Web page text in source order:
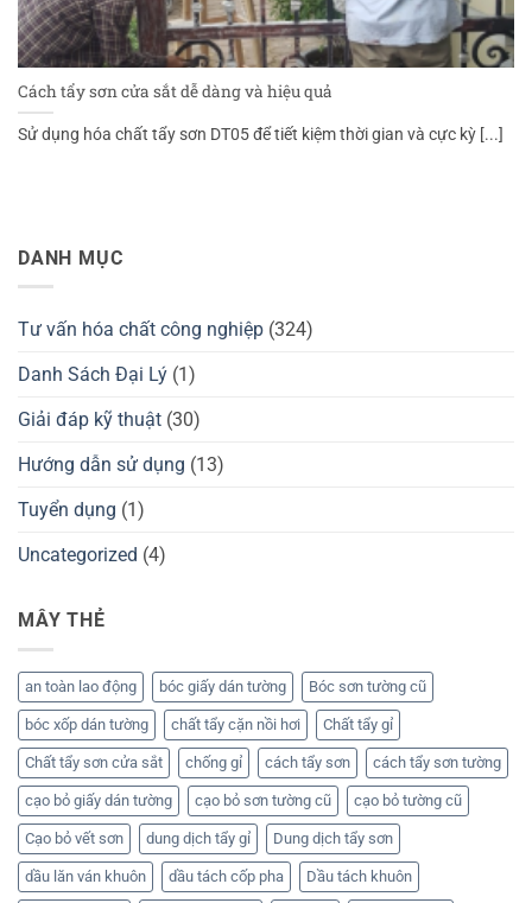
Cách tẩy sơn cửa sắt dễ dàng và hiệu quả
Sử dụng hóa chất tẩy sơn DT05 để tiết kiệm thời gian và cực kỳ [...]
DANH MỤC
Tư vấn hóa chất công nghiệp (324)
Danh Sách Đại Lý (1)
Giải đáp kỹ thuật (30)
Hướng dẫn sử dụng (13)
Tuyển dụng (1)
Uncategorized (4)
MÂY THẺ
an toàn lao động bóc giấy dán tường Bóc sơn tường cũ
bóc xốp dán tường chất tẩy cặn nồi hơi Chất tẩy gỉ
Chất tẩy sơn cửa sắt chống gỉ cách tẩy sơn cách tẩy sơn tường
cạo bỏ giấy dán tường cạo bỏ sơn tường cũ cạo bỏ tường cũ
Cạo bỏ vết sơn dung dịch tẩy gỉ Dung dịch tẩy sơn
dầu lăn ván khuôn dầu tách cốp pha Dầu tách khuôn